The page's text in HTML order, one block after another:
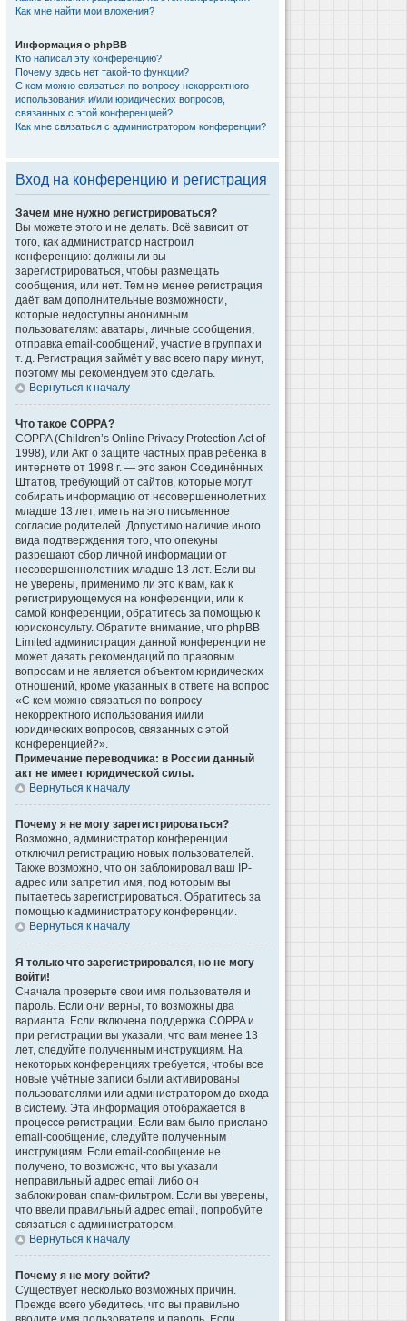
Как мне найти мои вложения?
Информация о phpBB
Кто написал эту конференцию?
Почему здесь нет такой-то функции?
С кем можно связаться по вопросу некорректного
использования и/или юридических вопросов,
связанных с этой конференцией?
Как мне связаться с администратором конференции?
Вход на конференцию и регистрация
Зачем мне нужно регистрироваться?
Вы можете этого и не делать. Всё зависит от
того, как администратор настроил
конференцию: должны ли вы
зарегистрироваться, чтобы размещать
сообщения, или нет. Тем не менее регистрация
даёт вам дополнительные возможности,
которые недоступны анонимным
пользователям: аватары, личные сообщения,
отправка email-сообщений, участие в группах и
т. д. Регистрация займёт у вас всего пару минут,
поэтому мы рекомендуем это сделать.
Вернуться к началу
Что такое COPPA?
COPPA (Children’s Online Privacy Protection Act of
1998), или Акт о защите частных прав ребёнка в
интернете от 1998 г. — это закон Соединённых
Штатов, требующий от сайтов, которые могут
собирать информацию от несовершеннолетних
младше 13 лет, иметь на это письменное
согласие родителей. Допустимо наличие иного
вида подтверждения того, что опекуны
разрешают сбор личной информации от
несовершеннолетних младше 13 лет. Если вы
не уверены, применимо ли это к вам, как к
регистрирующемуся на конференции, или к
самой конференции, обратитесь за помощью к
юрисконсульту. Обратите внимание, что phpBB
Limited администрация данной конференции не
может давать рекомендаций по правовым
вопросам и не является объектом юридических
отношений, кроме указанных в ответе на вопрос
«С кем можно связаться по вопросу
некорректного использования и/или
юридических вопросов, связанных с этой
конференцией?».
Примечание переводчика: в России данный
акт не имеет юридической силы.
Вернуться к началу
Почему я не могу зарегистрироваться?
Возможно, администратор конференции
отключил регистрацию новых пользователей.
Также возможно, что он заблокировал ваш IP-
адрес или запретил имя, под которым вы
пытаетесь зарегистрироваться. Обратитесь за
помощью к администратору конференции.
Вернуться к началу
Я только что зарегистрировался, но не могу
войти!
Сначала проверьте свои имя пользователя и
пароль. Если они верны, то возможны два
варианта. Если включена поддержка COPPA и
при регистрации вы указали, что вам менее 13
лет, следуйте полученным инструкциям. На
некоторых конференциях требуется, чтобы все
новые учётные записи были активированы
пользователями или администратором до входа
в систему. Эта информация отображается в
процессе регистрации. Если вам было прислано
email-сообщение, следуйте полученным
инструкциям. Если email-сообщение не
получено, то возможно, что вы указали
неправильный адрес email либо он
заблокирован спам-фильтром. Если вы уверены,
что ввели правильный адрес email, попробуйте
связаться с администратором.
Вернуться к началу
Почему я не могу войти?
Существует несколько возможных причин.
Прежде всего убедитесь, что вы правильно